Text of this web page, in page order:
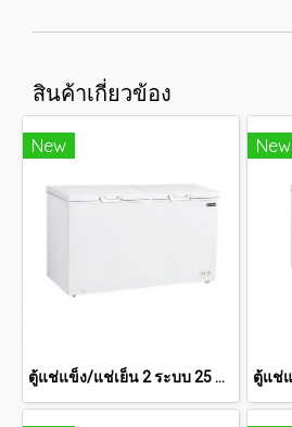
สินค้าเกี่ยวข้อง
New
ตู้แช่แข็ง/แช่เย็น 2 ระบบ 25 คิว SCF-0765
New